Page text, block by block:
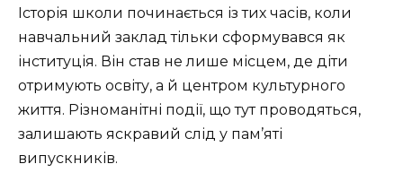
Історія школи починається із тих часів, коли
навчальний заклад тільки сформувався як
інституція. Він став не лише місцем, де діти
отримують освіту, а й центром культурного
життя. Різноманітні події, що тут проводяться,
залишають яскравий слід у пам’яті
випускників.